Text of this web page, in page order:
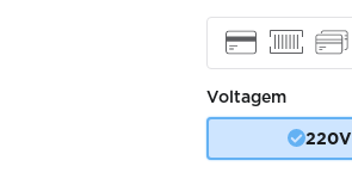
Voltagem
220V